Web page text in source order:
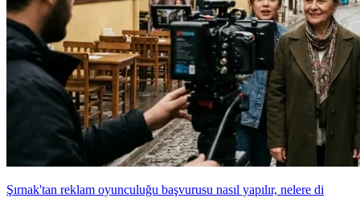
Şırnak'tan reklam oyunculuğu başvurusu nasıl yapılır, nelere di